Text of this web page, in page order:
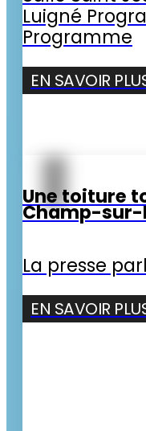
Luigné
Programme
EN SAVOIR
Une toiture
Champ-sur-
La presse
EN SAVOIR